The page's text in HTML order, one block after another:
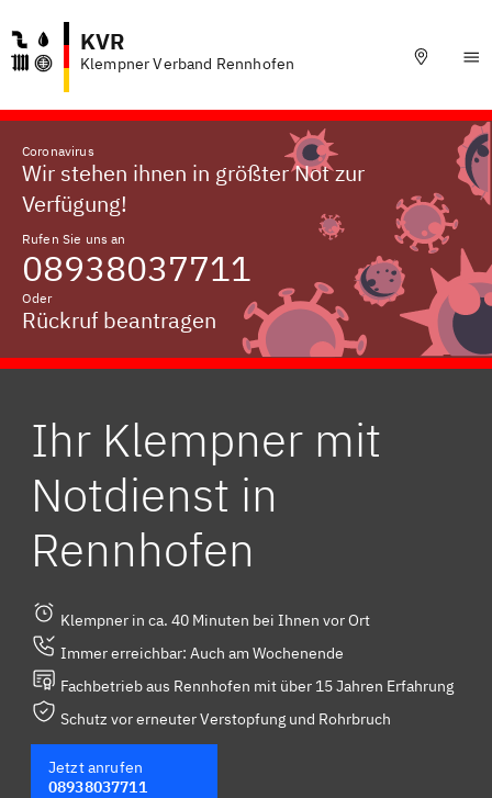
KVR
Klempner Verband Rennhofen
Coronavirus
Wir stehen ihnen in größter Not zur
Verfügung!
Rufen Sie uns an
08938037711
Oder
Rückruf beantragen
Ihr Klempner mit
Notdienst in
Rennhofen
Klempner in ca. 40 Minuten bei Ihnen vor Ort
Immer erreichbar: Auch am Wochenende
Fachbetrieb aus Rennhofen mit über 15 Jahren Erfahrung
Schutz vor erneuter Verstopfung und Rohrbruch
Jetzt anrufen
08938037711